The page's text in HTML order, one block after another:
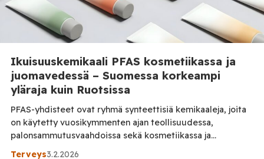
Ikuisuuskemikaali PFAS kosmetiikassa ja
juomavedessä – Suomessa korkeampi
yläraja kuin Ruotsissa
PFAS-yhdisteet ovat ryhmä synteettisiä kemikaaleja, joita
on käytetty vuosikymmenten ajan teollisuudessa,
palonsammutusvaahdoissa sekä kosmetiikassa ja
Terveys3.2.2026